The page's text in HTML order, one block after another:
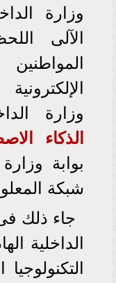
وزارة
الآلى
وزارة
الذكاء
بوابة
شبكة
جاء ذلك
الداخلية